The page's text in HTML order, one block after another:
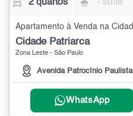
2 quartos - suíte
Cidade Patriarca
Zona Leste - São Paulo
Avenida Patrocínio Paulista
WhatsApp